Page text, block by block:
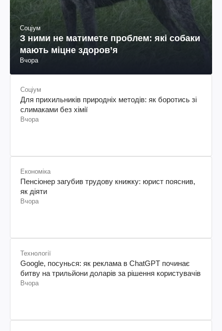
Соціум
З ними не матимете проблем: які собаки
мають міцне здоров’я
Вчора
Соціум
Для прихильників природніх методів: як боротись зі
слимаками без хімії
Вчора
Економіка
Пенсіонер загубив трудову книжку: юрист пояснив,
як діяти
Вчора
Технології
Google, посунься: як реклама в ChatGPT починає
битву на трильйони доларів за рішення користувачів
Вчора